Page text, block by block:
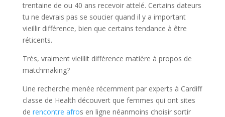
trentaine de ou 40 ans recevoir attelé. Certains dateurs
tu ne devrais pas se soucier quand il y a important
vieillir différence, bien que certains tendance à être
réticents.
Très, vraiment vieillit différence matière à propos de
matchmaking?
Une recherche menée récemment par experts à Cardiff
classe de Health découvert que femmes qui ont sites
de rencontre afros en ligne néanmoins choisir sortir